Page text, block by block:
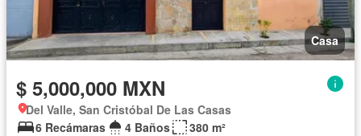
Casa
$ 5,000,000 MXN
Del Valle, San Cristóbal De Las Casas
6 Recámaras
4 Baños
380 m²